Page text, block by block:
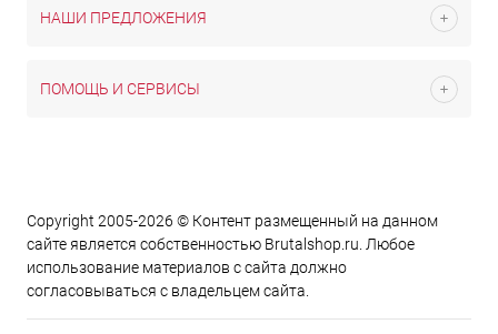
НАШИ ПРЕДЛОЖЕНИЯ
ПОМОЩЬ И СЕРВИСЫ
Copyright 2005-2026 © Контент размещенный на данном
сайте является cобственностью Brutalshop.ru. Любое
использование материалов с сайта должно
согласовываться с владельцем сайта.